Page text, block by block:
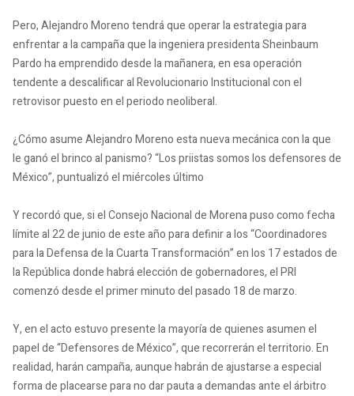
Pero, Alejandro Moreno tendrá que operar la estrategia para
enfrentar a la campaña que la ingeniera presidenta Sheinbaum
Pardo ha emprendido desde la mañanera, en esa operación
tendente a descalificar al Revolucionario Institucional con el
retrovisor puesto en el periodo neoliberal.
¿Cómo asume Alejandro Moreno esta nueva mecánica con la que
le ganó el brinco al panismo? “Los priistas somos los defensores de
México”, puntualizó el miércoles último
Y recordó que, si el Consejo Nacional de Morena puso como fecha
límite al 22 de junio de este año para definir a los “Coordinadores
para la Defensa de la Cuarta Transformación” en los 17 estados de
la República donde habrá elección de gobernadores, el PRI
comenzó desde el primer minuto del pasado 18 de marzo.
Y, en el acto estuvo presente la mayoría de quienes asumen el
papel de “Defensores de México”, que recorrerán el territorio. En
realidad, harán campaña, aunque habrán de ajustarse a especial
forma de placearse para no dar pauta a demandas ante el árbitro